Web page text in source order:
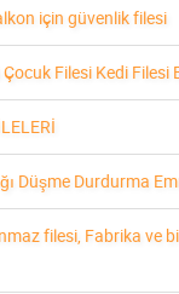
için güvenlik filesi
Filesi Kedi Filesi
Düşme Durdurma
filesi, Fabrika ve